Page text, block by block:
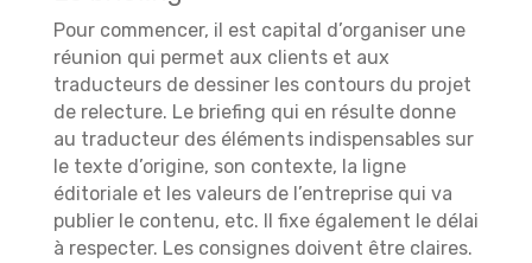
Pour commencer, il est capital d’organiser une
réunion qui permet aux clients et aux
traducteurs de dessiner les contours du projet
de relecture. Le briefing qui en résulte donne
au traducteur des éléments indispensables sur
le texte d’origine, son contexte, la ligne
éditoriale et les valeurs de l’entreprise qui va
publier le contenu, etc. Il fixe également le délai
à respecter. Les consignes doivent être claires.